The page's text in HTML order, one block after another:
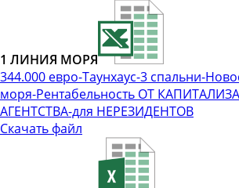
1 ЛИНИЯ МОРЯ
344.000 евро-Таунхаус-3 спальни-
моря-Рентабельность ОТ
АГЕНТСТВА-для НЕРЕЗИДЕНТОВ
Скачать файл